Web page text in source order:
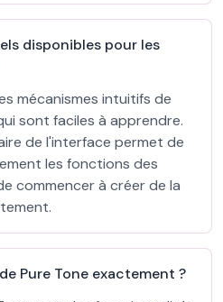
disponibles pour les
mécanismes intuitifs de
sont faciles à apprendre.
de l'interface permet de
les fonctions des
commencer à créer de la
Pure Tone exactement ?